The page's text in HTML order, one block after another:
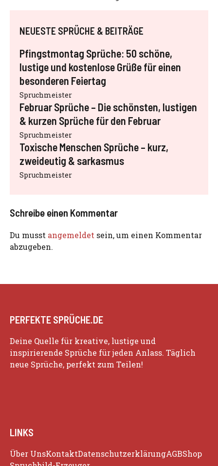
NEUESTE SPRÜCHE & BEITRÄGE
Pfingstmontag Sprüche: 50 schöne,
lustige und kostenlose Grüße für einen
besonderen Feiertag
Spruchmeister
Februar Sprüche – Die schönsten, lustigen
& kurzen Sprüche für den Februar
Spruchmeister
Toxische Menschen Sprüche – kurz,
zweideutig & sarkasmus
Spruchmeister
Schreibe einen Kommentar
Du musst angemeldet sein, um einen Kommentar
abzugeben.
PERFEKTE SPRÜCHE.DE
Deine Quelle für kreative, lustige und
inspirierende Sprüche für jeden Anlass. Täglich
neue Sprüche, perfekt zum Teilen!
LINKS
Über UnsKontaktDatenschutzerklärungAGBShop